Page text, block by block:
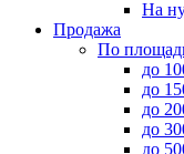
На
Продажа
По
до
до
до
до
до